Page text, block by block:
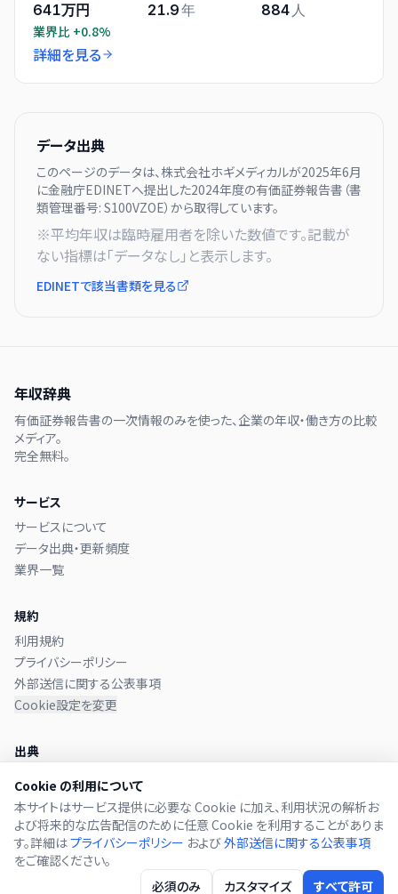
641万円
業界比 +0.8%
21.9年 884 人
詳細を見る
データ出典
このページのデータは、株式会社ホギメディカルが2025年6月
に金融庁EDINETへ提出した2024年度の有価証券報告書（書
類管理番号: S100VZOE）から取得しています。
※平均年収は臨時雇用者を除いた数値です。記載が
ない指標は「データなし」と表示します。
EDINETで該当書類を見る
年収辞典
有価証券報告書の一次情報のみを使った、企業の年収・働き方の比較
メディア。
完全無料。
サービス
サービスについて
データ出典・更新頻度
業界一覧
規約
利用規約
プライバシーポリシー
外部送信に関する公表事項
Cookie設定を変更
出典
本サイトのデータは
ら取得しています。
©2026年収辞典.
Cookie の利用について
本サイトはサービス提供に必要な Cookie に加え、利用状況の解析お
よび将来的な広告配信のために任意 Cookie を利用することがありま
す。詳細はプライバシーポリシー および外部送信に関する公表事項
をご確認ください。
必須のみ
カスタマイズ すべて許可